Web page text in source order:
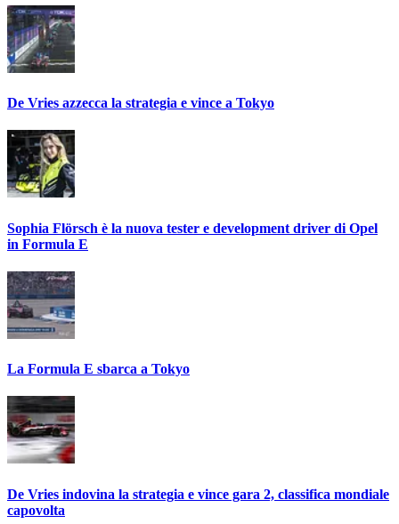
De Vries azzecca la strategia e vince a Tokyo
Sophia Flörsch è la nuova tester e development driver di Opel
in Formula E
La Formula E sbarca a Tokyo
De Vries indovina la strategia e vince gara 2, classifica mondiale
capovolta